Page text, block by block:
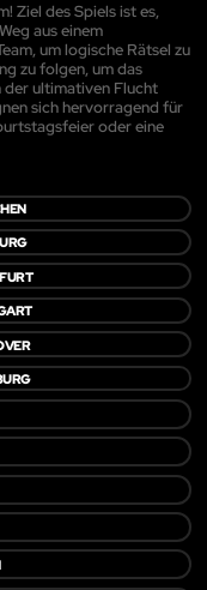
Ziel des Spiels ist es,
aus einem
um logische Rätsel zu
zu folgen, um das
der ultimativen Flucht
sich hervorragend für
oder eine